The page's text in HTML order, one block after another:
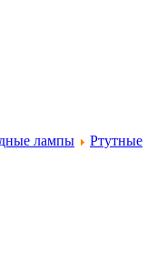
лампы
Ртутные